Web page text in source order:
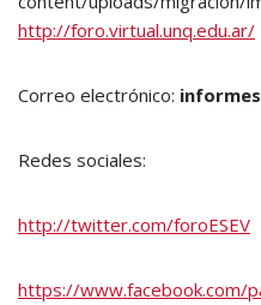
http://foro.virtual.unq.edu.ar/
Correo electrónico:
Redes sociales:
http://twitter.com/foroESEV
https://www.facebook.com/